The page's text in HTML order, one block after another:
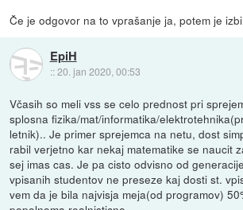
Če je odgovor na to vprašanje ja, potem je
EpiH
::20. jan 2020, 00:53
Včasih so meli vss se celo prednost pri
splosna fizika/mat/informatika/
letnik).. Je primer sprejemca na netu, dost
rabil verjetno kar nekaj matematike se naucit
sej imas cas. Je pa cisto odvisno od
vpisanih studentov ne preseze kaj dosti st.
vem da je bila najvisja meja(od programov)